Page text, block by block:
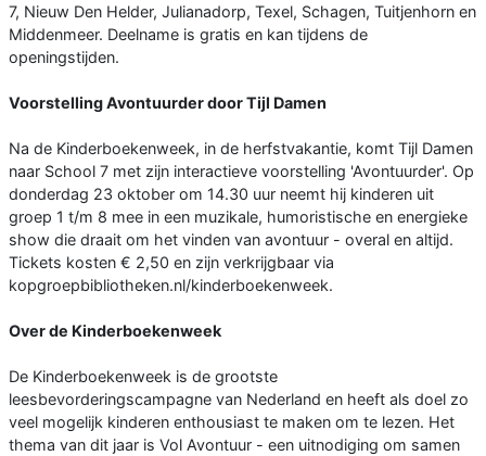
7, Nieuw Den Helder, Julianadorp, Texel, Schagen, Tuitjenhorn en
Middenmeer. Deelname is gratis en kan tijdens de
openingstijden.
Voorstelling Avontuurder door Tijl Damen
Na de Kinderboekenweek, in de herfstvakantie, komt Tijl Damen
naar School 7 met zijn interactieve voorstelling 'Avontuurder'. Op
donderdag 23 oktober om 14.30 uur neemt hij kinderen uit
groep 1 t/m 8 mee in een muzikale, humoristische en energieke
show die draait om het vinden van avontuur - overal en altijd.
Tickets kosten € 2,50 en zijn verkrijgbaar via
kopgroepbibliotheken.nl/kinderboekenweek.
Over de Kinderboekenweek
De Kinderboekenweek is de grootste
leesbevorderingscampagne van Nederland en heeft als doel zo
veel mogelijk kinderen enthousiast te maken om te lezen. Het
thema van dit jaar is Vol Avontuur - een uitnodiging om samen